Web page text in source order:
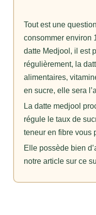
Tout est une
consommer environ
datte Medjool, il est
régulièrement, la
alimentaires,
en sucre, elle sera
La datte medjool
régule le taux de
teneur en fibre vous
Elle possède bien
notre article sur ce